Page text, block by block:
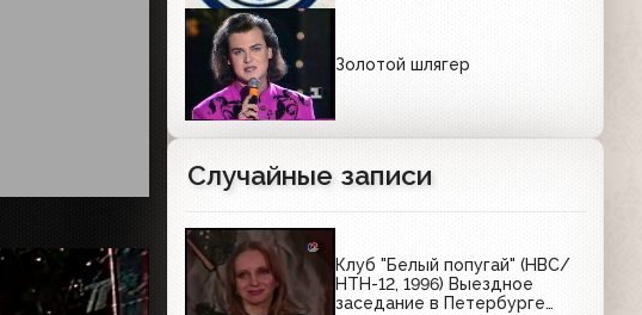
Золотой шлягер
Случайные записи
Клуб "Белый попугай" (НВС/
НТН-12, 1996) Выездное
заседание в Петербурге